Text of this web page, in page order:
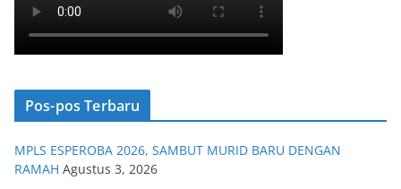
Pos-pos Terbaru
MPLS ESPEROBA 2026, SAMBUT MURID BARU DENGAN
RAMAH Agustus 3, 2026